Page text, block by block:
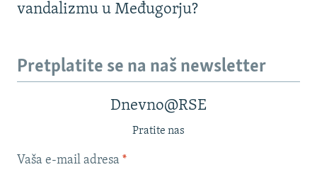
vandalizmu u Međugorju?
Pretplatite se na naš newsletter
Dnevno@RSE
Pratite nas
Vaša e-mail adresa *